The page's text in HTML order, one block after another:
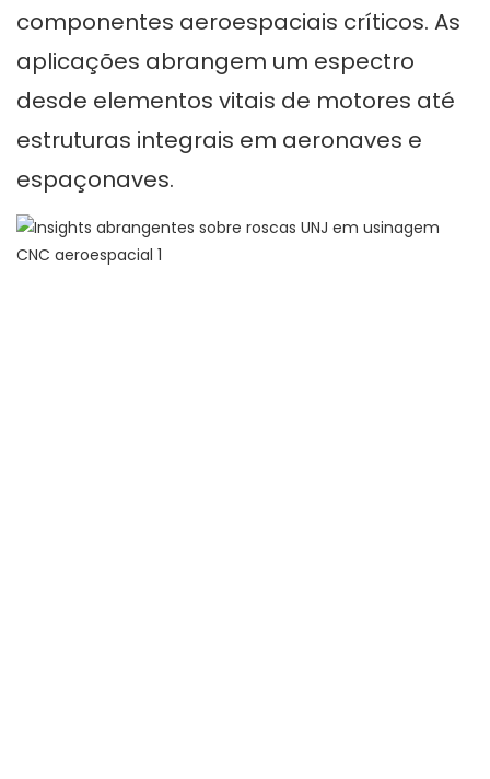
componentes aeroespaciais críticos. As
aplicações abrangem um espectro
desde elementos vitais de motores até
estruturas integrais em aeronaves e
espaçonaves.